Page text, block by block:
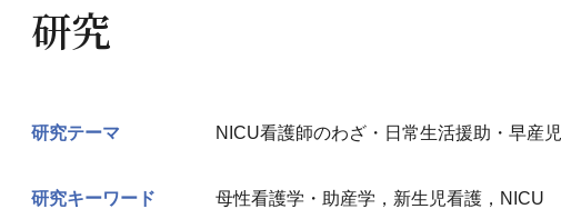
研究
研究テーマ NICU看護師のわざ・日常生活援助・早産児
研究キーワード 母性看護学・助産学，新生児看護，NICU